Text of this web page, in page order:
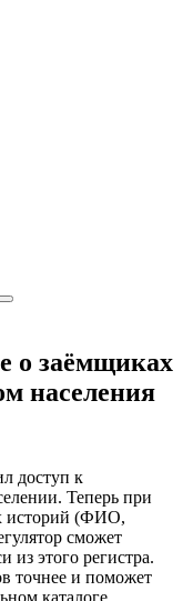
о заёмщиках
населения
доступ к
Теперь при
историй (ФИО,
сможет
из этого регистра.
точнее и поможет
каталоге